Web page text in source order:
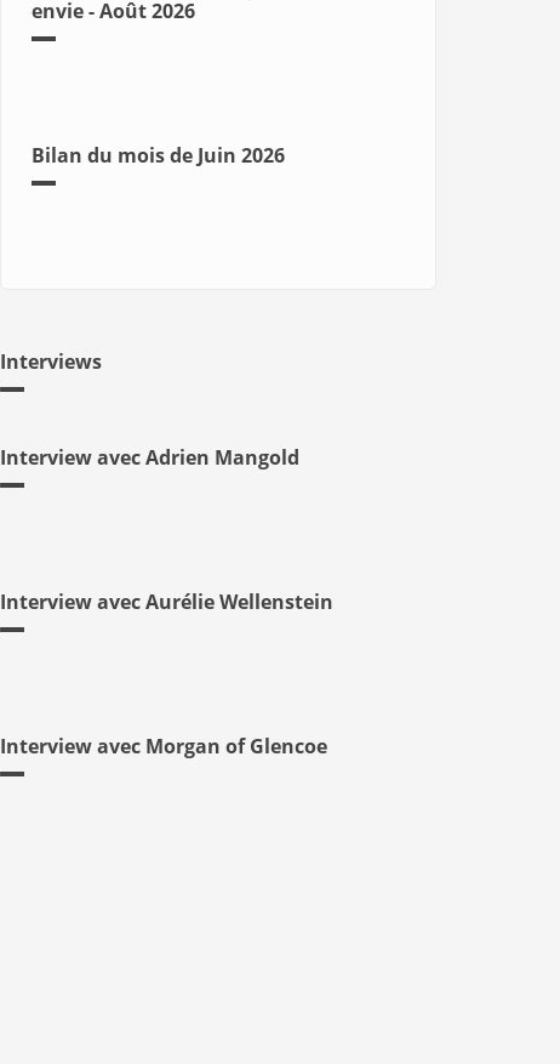
envie - Août 2026
Bilan du mois de Juin 2026
Interviews
Interview avec Adrien Mangold
Interview avec Aurélie Wellenstein
Interview avec Morgan of Glencoe